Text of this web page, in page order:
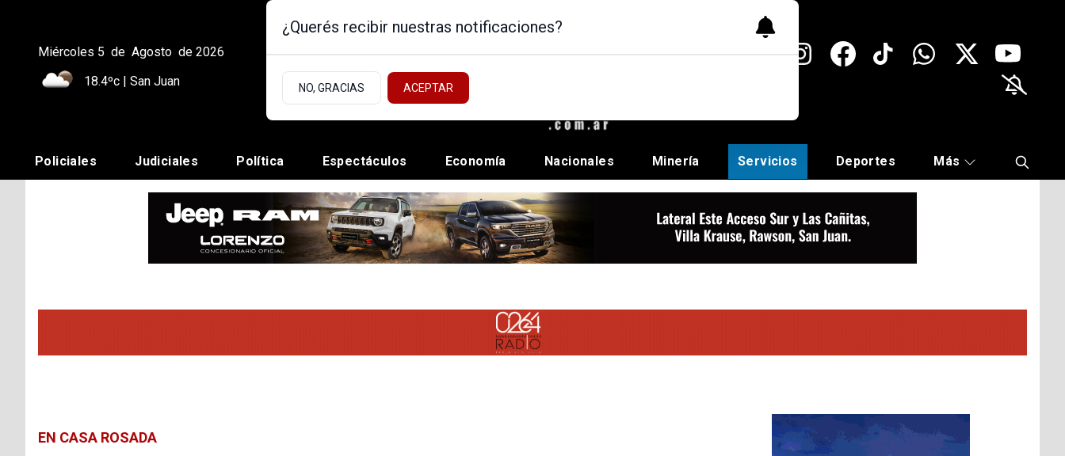
Miércoles 5 de Agosto de 2026
18.4ºc | San Juan
Policiales Judiciales Política Espectáculos Economía Nacionales Minería Servicios Deportes Más
EN CASA ROSADA
¿Querés recibir nuestras notificaciones?
NO, GRACIAS ACEPTAR